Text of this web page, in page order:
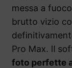
messa a
brutto vizio
Pro Max. Il
foto perfette